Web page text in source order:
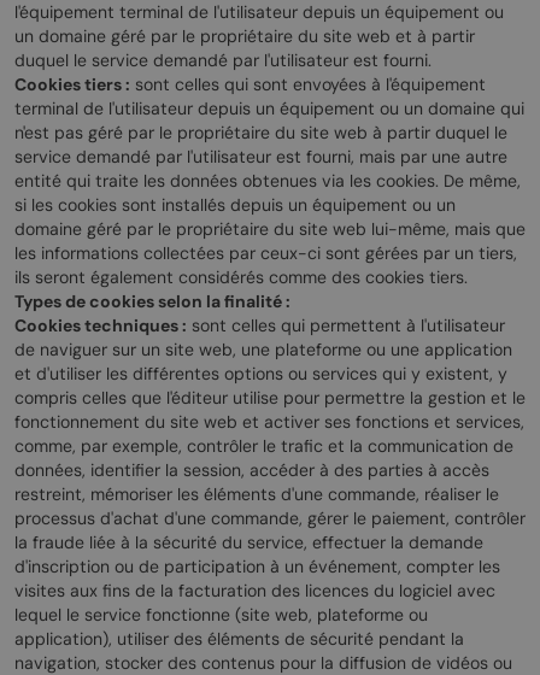
l'équipement terminal de l'utilisateur depuis un équipement ou
un domaine géré par le propriétaire du site web et à partir
duquel le service demandé par l'utilisateur est fourni.
Cookies tiers : sont celles qui sont envoyées à l'équipement
terminal de l'utilisateur depuis un équipement ou un domaine qui
n'est pas géré par le propriétaire du site web à partir duquel le
service demandé par l'utilisateur est fourni, mais par une autre
entité qui traite les données obtenues via les cookies. De même,
si les cookies sont installés depuis un équipement ou un
domaine géré par le propriétaire du site web lui-même, mais que
les informations collectées par ceux-ci sont gérées par un tiers,
ils seront également considérés comme des cookies tiers.
Types de cookies selon la finalité :
Cookies techniques : sont celles qui permettent à l'utilisateur
de naviguer sur un site web, une plateforme ou une application
et d'utiliser les différentes options ou services qui y existent, y
compris celles que l'éditeur utilise pour permettre la gestion et le
fonctionnement du site web et activer ses fonctions et services,
comme, par exemple, contrôler le trafic et la communication de
données, identifier la session, accéder à des parties à accès
restreint, mémoriser les éléments d'une commande, réaliser le
processus d'achat d'une commande, gérer le paiement, contrôler
la fraude liée à la sécurité du service, effectuer la demande
d'inscription ou de participation à un événement, compter les
visites aux fins de la facturation des licences du logiciel avec
lequel le service fonctionne (site web, plateforme ou
application), utiliser des éléments de sécurité pendant la
navigation, stocker des contenus pour la diffusion de vidéos ou